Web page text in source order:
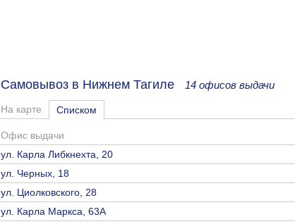
Самовывоз в Нижнем Тагиле 14 офисов выдачи
На карте Списком
Офис выдачи
ул. Карла Либкнехта, 20
ул. Черных, 18
ул. Циолковского, 28
ул. Карла Маркса, 63А